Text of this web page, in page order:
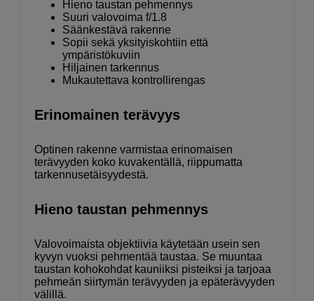
Hieno taustan pehmennys
Suuri valovoima f/1.8
Säänkestävä rakenne
Sopii sekä yksityiskohtiin että
ympäristökuviin
Hiljainen tarkennus
Mukautettava kontrollirengas
Erinomainen terävyys
Optinen rakenne varmistaa erinomaisen
terävyyden koko kuvakentällä, riippumatta
tarkennusetäisyydestä.
Hieno taustan pehmennys
Valovoimaista objektiivia käytetään usein sen
kyvyn vuoksi pehmentää taustaa. Se muuntaa
taustan kohokohdat kauniiksi pisteiksi ja tarjoaa
pehmeän siirtymän terävyyden ja epäterävyyden
välillä.